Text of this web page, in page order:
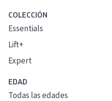
COLECCIÓN
Essentials
Lift+
Expert
EDAD
Todas las edades